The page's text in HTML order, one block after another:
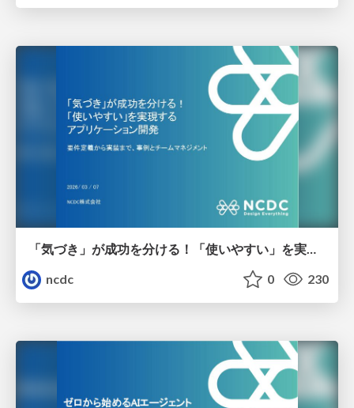
「気づき」が成功を分ける！「使いやすい」を実現するアプリケーション開発 要件定義から実装まで、事例とチームマネジメント
ncdc
0 230